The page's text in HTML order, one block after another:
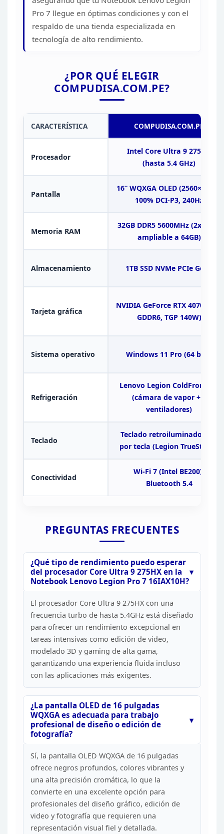
Pro 7 llegue en óptimas condiciones y con el
respaldo de una tienda especializada en
tecnología de alto rendimiento.
¿POR QUÉ ELEGIR
COMPUDISA.COM.PE?
CARACTERÍSTICA COMPUDISA.COM.PE
Procesador
Intel Core Ultra 9 275HX
(hasta 5.4 GHz)
Pantalla
16” WQXGA OLED (2560×1600),
100% DCI-P3, 240Hz
Memoria RAM
32GB DDR55600MHz (2x16GB,
ampliable a 64GB)
Almacenamiento 1TB SSD NVMe PCIe Gen4
Tarjeta gráfica
NVIDIA GeForce RTX 4070 (8GB
GDDR6, TGP140W)
Sistema operativo Windows 11 Pro (64 bits)
Refrigeración
Lenovo Legion ColdFront 5.0
(cámara de vapor + 3
ventiladores)
Teclado
Teclado retroiluminado RGB
por tecla (Legion TrueStrike)
Conectividad
Wi-Fi 7 (Intel BE200),
Bluetooth 5.4
PREGUNTAS FRECUENTES
¿Qué tipo de rendimiento puedo esperar
del procesador Core Ultra 9 275HX en la
Notebook Lenovo Legion Pro 7 16IAX10H?
El procesador Core Ultra 9 275HX con una
frecuencia turbo de hasta 5.4GHz está diseñado
para ofrecer un rendimiento excepcional en
tareas intensivas como edición de video,
modelado 3D y gaming de alta gama,
garantizando una experiencia fluida incluso
con las aplicaciones más exigentes.
¿La pantalla OLED de 16 pulgadas
WQXGA es adecuada para trabajo
profesional de diseño o edición de
fotografía?
Sí, la pantalla OLED WQXGA de 16 pulgadas
ofrece negros profundos, colores vibrantes y
una alta precisión cromática, lo que la
convierte en una excelente opción para
profesionales del diseño gráfico, edición de
video y fotografía que requieren una
representación visual fiel y detallada.